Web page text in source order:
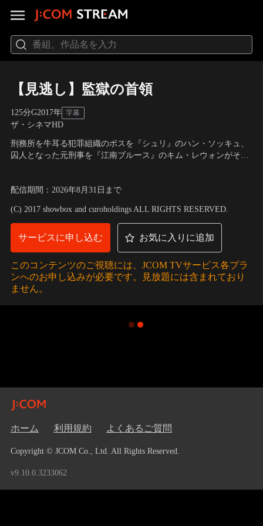
【見逃し】監獄の首領
125分G2017年 字幕
ザ・シネマHD
刑務所を牛耳る犯罪組織のボスを『シュリ』のハン・ソッキュ、
囚人となった元刑事を『江南ブルース』のキム・レウォンがそれ
配信期間 ： 2026年8月31日 まで
(C) 2017 showbox and curoholdings ALL RIGHTS RESERVED.
サービスに申し込む お気に入りに追加
このコンテンツのご視聴には、JCOM TVサービス各プラ
ンへのお申し込みが必要です。見放題には含まれており
ません。
ホーム 利用規約 よくあるご質問
Copyright © JCOM Co., Ltd. All Rights Reserved.
v9.10.0.3233062